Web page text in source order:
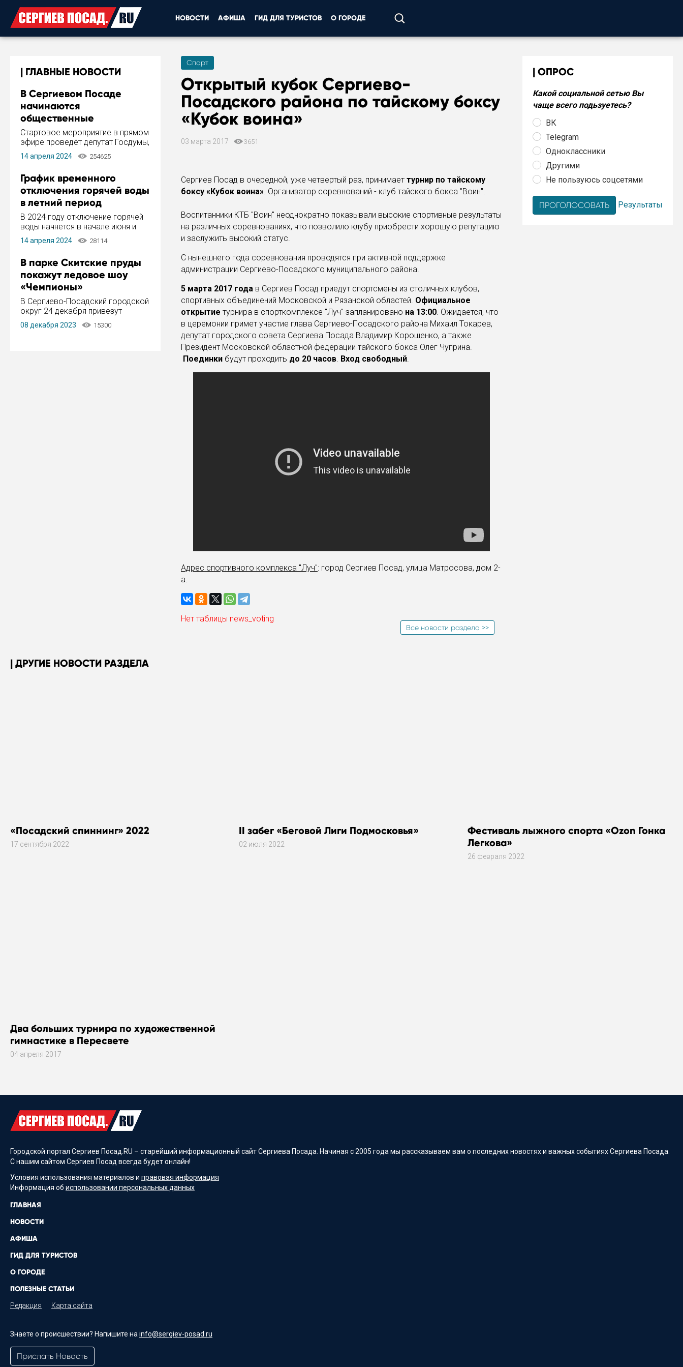
НОВОСТИ АФИША ГИД ДЛЯ ТУРИСТОВ О ГОРОДЕ
ГЛАВНЫЕ НОВОСТИ
В Сергиевом Посаде
начинаются
общественные
обсуждения Стратегии
развития города
Стартовое мероприятие в прямом
эфире проведёт депутат Госдумы,
инициатор и автор Концепции
развития Сергиева Посада и
Пахомов.
14 апреля 2024 254625
График временного
отключения горячей воды
в летний период
В 2024 году отключение горячей
воды начнется в начале июня и
завершится в конце августа.
Период отключения составит не
14 апреля 2024 28114
В парке Скитские пруды
покажут ледовое шоу
«Чемпионы»
В Сергиево-Посадский городской
округ 24 декабря привезут
ледовый тур «Чемпионы»
заслуженного мастера спорта,
08 декабря 2023 15300
Спорт
Открытый кубок Сергиево-
Посадского района по тайскому боксу
«Кубок воина»
03 марта 2017 3651
Сергиев Посад в очередной, уже четвертый раз, принимает турнир по тайскому
боксу «Кубок воина». Организатор соревнований - клуб тайского бокса "Воин".
Воспитанники КТБ "Воин" неоднократно показывали высокие спортивные результаты
на различных соревнованиях, что позволило клубу приобрести хорошую репутацию
и заслужить высокий статус.
С нынешнего года соревнования проводятся при активной поддержке
администрации Сергиево-Посадского муниципального района.
5 марта 2017 года в Сергиев Посад приедут спортсмены из столичных клубов,
спортивных объединений Московской и Рязанской областей. Официальное
открытие турнира в спорткомплексе "Луч" запланировано на 13:00. Ожидается, что
в церемонии примет участие глава Сергиево-Посадского района Михаил Токарев,
депутат городского совета Сергиева Посада Владимир Корощенко, а также
Президент Московской областной федерации тайского бокса Олег Чуприна.
Поединки будут проходить до 20 часов. Вход свободный.
Адрес спортивного комплекса "Луч": город Сергиев Посад, улица Матросова, дом 2-
а.
Нет таблицы news_voting
Все новости раздела >>
ОПРОС
Какой социальной сетью Вы
чаще всего подьзуетесь?
ВК
Telegram
Одноклассники
Другими
Не пользуюсь соцсетями
Результаты
ДРУГИЕ НОВОСТИ РАЗДЕЛА
«Посадский спиннинг» 2022
17 сентября 2022
II забег «Беговой Лиги Подмосковья»
02 июля 2022
Фестиваль лыжного спорта «Ozon Гонка
Легкова»
26 февраля 2022
Два больших турнира по художественной
гимнастике в Пересвете
04 апреля 2017
Городской портал Сергиев Посад.RU – старейший информационный сайт Сергиева Посада. Начиная с 2005 года мы рассказываем вам о последних новостях и важных событиях Сергиева Посада.
С нашим сайтом Сергиев Посад всегда будет онлайн!
Условия использования материалов и правовая информация
Информация об использовании персональных данных
ГЛАВНАЯ
НОВОСТИ
АФИША
ГИД ДЛЯ ТУРИСТОВ
О ГОРОДЕ
ПОЛЕЗНЫЕ СТАТЬИ
Редакция Карта сайта
Знаете о происшествии? Напишите на info@sergiev-posad.ru
Прислать Новость